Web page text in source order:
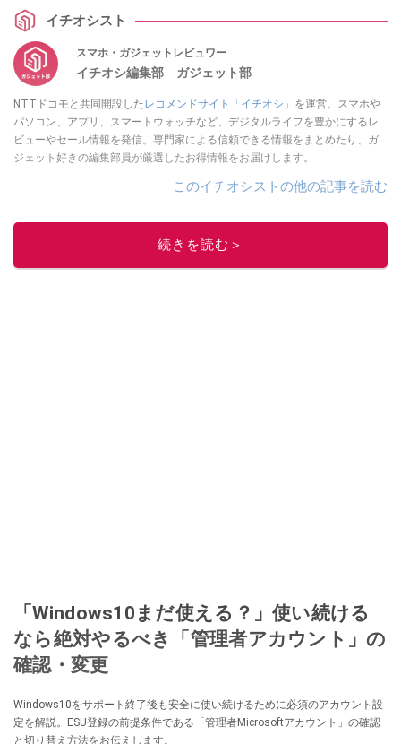
イチオシスト
スマホ・ガジェットレビュワー
イチオシ編集部 ガジェット部
NTTドコモと共同開設した レコメンドサイト「イチオシ」 を運営。スマホや
パソコン、アプリ、スマートウォッチなど、デジタルライフを豊かにするレ
ビューやセール情報を発信。専門家による信頼できる情報をまとめたり、ガ
ジェット好きの編集部員が厳選したお得情報をお届けします。
このイチオシストの他の記事を読む
続きを読む＞
「Windows10まだ使える？」使い続ける
なら絶対やるべき「管理者アカウント」の
確認・変更
Windows10をサポート終了後も安全に使い続けるために必須のアカウント設
定を解説。ESU登録の前提条件である「管理者Microsoftアカウント」の確認
と切り替え方法をお伝えします。